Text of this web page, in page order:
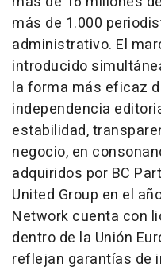
más de 1.000
administrativo. El
introducido
la forma más eficaz
independencia
estabilidad,
negocio, en
adquiridos por BC
United Group en el
Network cuenta con
dentro de la Unión
reflejan garantías de